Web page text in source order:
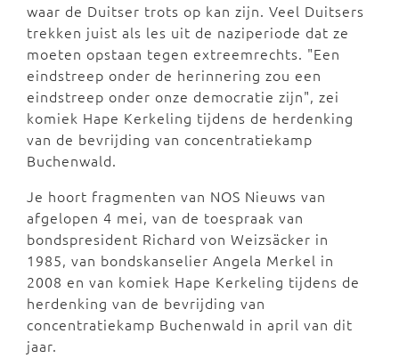
waar de Duitser trots op kan zijn. Veel Duitsers
trekken juist als les uit de naziperiode dat ze
moeten opstaan tegen extreemrechts. "Een
eindstreep onder de herinnering zou een
eindstreep onder onze democratie zijn", zei
komiek Hape Kerkeling tijdens de herdenking
van de bevrijding van concentratiekamp
Buchenwald.
Je hoort fragmenten van NOS Nieuws van
afgelopen 4 mei, van de toespraak van
bondspresident Richard von Weizsäcker in
1985, van bondskanselier Angela Merkel in
2008 en van komiek Hape Kerkeling tijdens de
herdenking van de bevrijding van
concentratiekamp Buchenwald in april van dit
jaar.